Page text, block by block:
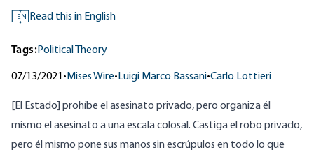
EN Read this in English
Tags:Political Theory
07/13/2021 • Mises Wire• Luigi Marco Bassani•Carlo Lottieri
[El Estado] prohíbe el asesinato privado, pero organiza él
mismo el asesinato a una escala colosal. Castiga el robo privado,
pero él mismo pone sus manos sin escrúpulos en todo lo que